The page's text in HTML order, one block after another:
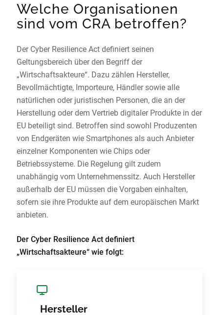
Welche Organisationen
sind vom CRA betroffen?
Der Cyber Resilience Act definiert seinen
Geltungsbereich über den Begriff der
„Wirtschaftsakteure“. Dazu zählen Hersteller,
Bevollmächtigte, Importeure, Händler sowie alle
natürlichen oder juristischen Personen, die an der
Herstellung oder dem Vertrieb digitaler Produkte in der
EU beteiligt sind. Betroffen sind sowohl Produzenten
von Endgeräten wie Smartphones als auch Anbieter
einzelner Komponenten wie Chips oder
Betriebssysteme. Die Regelung gilt zudem
unabhängig vom Unternehmenssitz. Auch Hersteller
außerhalb der EU müssen die Vorgaben einhalten,
sofern sie ihre Produkte auf dem europäischen Markt
anbieten.
Der Cyber Resilience Act definiert
„Wirtschaftsakteure“ wie folgt:
Hersteller